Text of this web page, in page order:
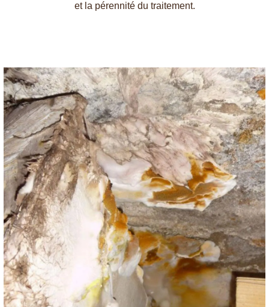
et la pérennité du traitement.